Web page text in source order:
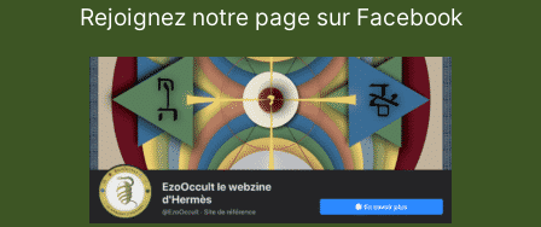
Rejoignez notre page sur Facebook